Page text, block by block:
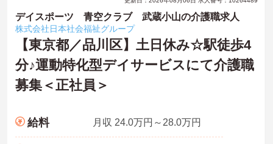
デイスポーツ 青空クラブ 武蔵小山の介護職求人
株式会社日本社会福祉グループ
【東京都／品川区】土日休み☆駅徒歩4
分♪運動特化型デイサービスにて介護職
募集＜正社員＞
給料 月収 24.0万円～28.0万円